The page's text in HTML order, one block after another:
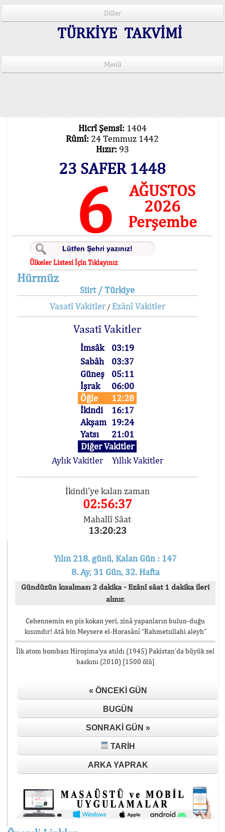
Diller
TÜRKİYE TAKVİMİ
Menü
Hicrî Şemsî: 1404
Rûmî: 24 Temmuz 1442
Hızır: 93
23 SAFER 1448
6
AĞUSTOS
2026
Perşembe
Ülkeler Listesi İçin Tıklayınız
Hürmüz
Siirt / Türkiye
Vasatî Vakitler/ Ezânî Vakitler
Vasatî Vakitler
İmsâk
03:19
Sabâh
03:37
Güneş
05:11
İşrak
06:00
Öğle
12:28
İkindi
16:17
Akşam 19:24
Yatsı
21:01
Diğer Vakitler
Aylık Vakitler
Yıllık Vakitler
İkindi'ye kalan zaman
02:56:37
Mahallî Sâat
13:20:23
Yılın 218. günü, Kalan Gün : 147
8. Ay, 31 Gün, 32. Hafta
Gündüzün kısalması 2 dakika - Ezânî sâat 1 dakika ileri
alınır.
Cehennemin en pis kokan yeri, zinâ yapanların bulun-duğu
kısımdır! Atâ bin Meysere el-Horasânî “Rahmetullahi aleyh”
İlk atom bombası Hiroşima’ya atıldı (1945) Pakistan’da büyük sel
baskını (2010) [1500 ölü]
« ÖNCEKI GÜN
BUGÜN
SONRAKI GÜN »
TARIH
ARKA YAPRAK